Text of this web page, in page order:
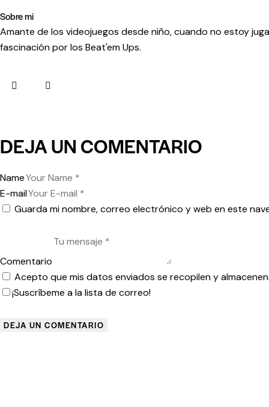
Sobre mi
Amante de los videojuegos desde niño, cuando no estoy
fascinación por los Beat'em Ups.
DEJA UN COMENTARIO
Name
E-mail
Guarda mi nombre, correo electrónico y web en este
Comentario
Acepto que mis datos enviados se recopilen y
¡Suscríbeme a la lista de correo!